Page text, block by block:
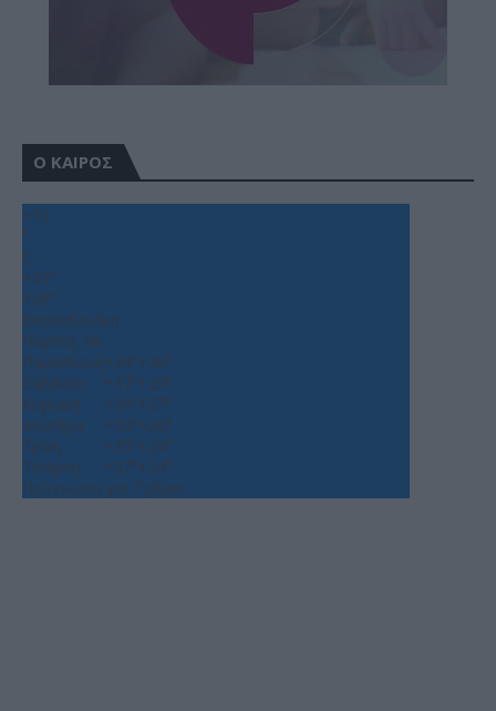
Ο ΚΑΙΡΟΣ
+32
°
C
+35°
+26°
Θεσσαλονίκη
Πέμπτη, 06
Παρασκευή+34°+26°
Σάββατο
+37°+25°
Κυριακή
+39°+27°
Δευτέρα
+33°+26°
Τρίτη
+35°+24°
Τετάρτη
+37°+24°
Πρόγνωση για 7 μέρες